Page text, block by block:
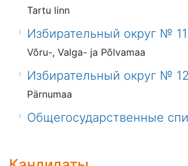
Tartu linn
Избирательный округ № 11
Võru-, Valga- ja Põlvamaa
Избирательный округ № 12
Pärnumaa
Общегосударственные